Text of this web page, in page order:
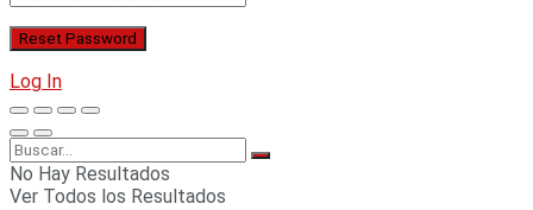
Log In
No Hay Resultados
Ver Todos los Resultados